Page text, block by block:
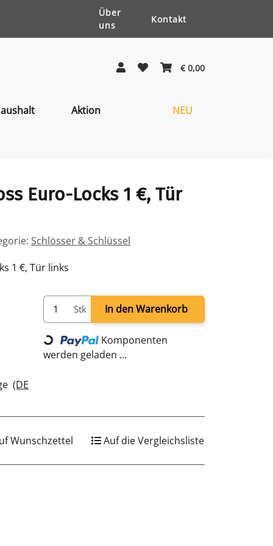
Über
uns
Kontakt
€ 0,00
Aktion NEU
Euro-Locks 1 €, Tür
Schlösser & Schlüssel
1 €, Tür links
(DE
Stk In den Warenkorb
Loading...
Komponenten
werden geladen ...
Wunschzettel Auf die Vergleichsliste